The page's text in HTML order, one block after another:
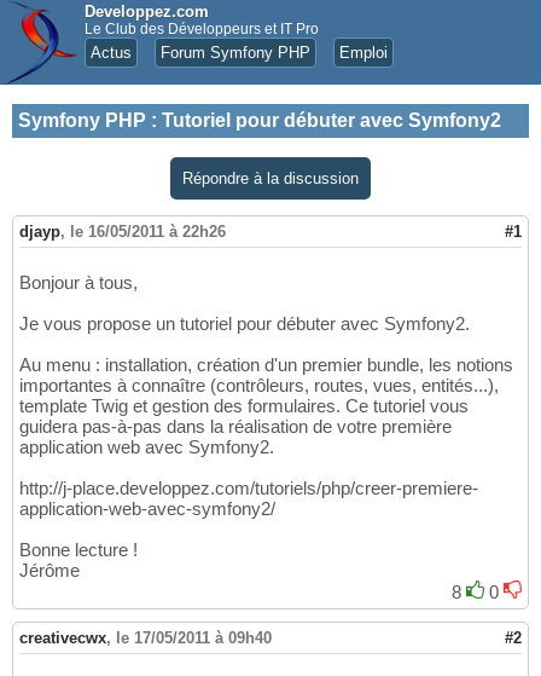
Developpez.com
Le Club des Développeurs et IT Pro
Actus Forum Symfony PHP Emploi
Symfony PHP : Tutoriel pour débuter avec Symfony2
Répondre à la discussion
djayp, le 16/05/2011 à 22h26 #1
Bonjour à tous,
Je vous propose un tutoriel pour débuter avec Symfony2.
Au menu : installation, création d'un premier bundle, les notions
importantes à connaître (contrôleurs, routes, vues, entités...),
template Twig et gestion des formulaires. Ce tutoriel vous
guidera pas-à-pas dans la réalisation de votre première
application web avec Symfony2.
http://j-place.developpez.com/tutoriels/php/creer-premiere-
application-web-avec-symfony2/
Bonne lecture !
Jérôme
8
0
creativecwx, le 17/05/2011 à 09h40 #2